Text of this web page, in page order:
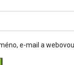
e-mail a